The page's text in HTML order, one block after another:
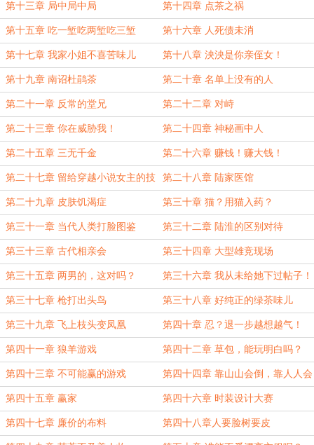
第十三章 局中局中局 第十四章 点茶之祸
第十五章 吃一堑吃两堑吃三堑 第十六章 人死债未消
第十七章 我家小姐不喜苦味儿 第十八章 泱泱是你亲侄女！
第十九章 南诏杜鹃茶 第二十章 名单上没有的人
第二十一章 反常的堂兄 第二十二章 对峙
第二十三章 你在威胁我！ 第二十四章 神秘画中人
第二十五章 三无千金 第二十六章 赚钱！赚大钱！
第二十七章 留给穿越小说女主的技
能不多了
第二十八章 陆家医馆
第二十九章 皮肤饥渴症 第三十章 猫？用猫入药？
第三十一章 当代人类打脸图鉴 第三十二章 陆淮的区别对待
第三十三章 古代相亲会 第三十四章 大型雄竞现场
第三十五章 两男的，这对吗？ 第三十六章 我从未给她下过帖子！
第三十七章 枪打出头鸟 第三十八章 好纯正的绿茶味儿
第三十九章 飞上枝头变凤凰 第四十章 忍？退一步越想越气！
第四十一章 狼羊游戏 第四十二章 草包，能玩明白吗？
第四十三章 不可能赢的游戏 第四十四章 靠山山会倒，靠人人会
跑
第四十五章 赢家 第四十六章 时装设计大赛
第四十七章 廉价的布料 第四十八章人要脸树要皮